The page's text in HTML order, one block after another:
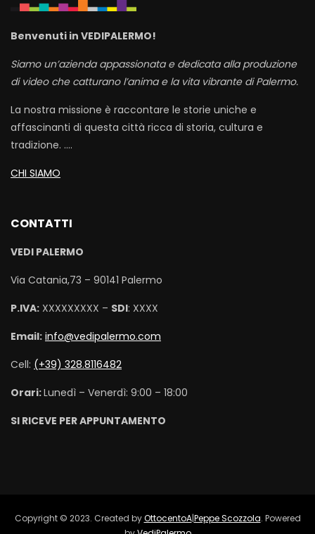
Benvenuti in VEDIPALERMO!
Siamo un’azienda appassionata e dedicata alla produzione
di video che catturano l’anima e la vita vibrante di Palermo.
La nostra missione è raccontare le storie uniche e
affascinanti di questa città ricca di storia, cultura e
tradizione. ….
CHI SIAMO
CONTATTI
VEDI PALERMO
Via Catania,73 – 90141 Palermo
P.IVA: XXXXXXXXX – SDI: XXXX
Email: info@vedipalermo.com
Cell: (+39) 328.8116482
Orari:Lunedì – Venerdì: 9:00 – 18:00
SI RICEVE PER APPUNTAMENTO
Copyright © 2023. Created byOttocentoA|Peppe Scozzola. Powered